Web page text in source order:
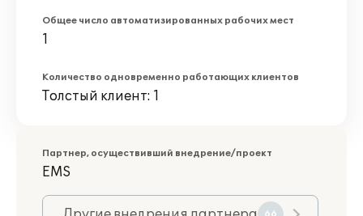
Общее число автоматизированных рабочих мест
1
Количество одновременно работающих клиентов
Толстый клиент: 1
Партнер, осуществивший внедрение/проект
EMS